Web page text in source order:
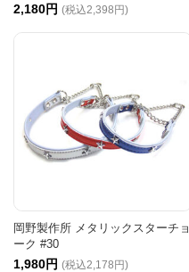
2,180円 (税込2,398円)
岡野製作所 メタリックスターチョ
ーク #30
1,980円 (税込2,178円)